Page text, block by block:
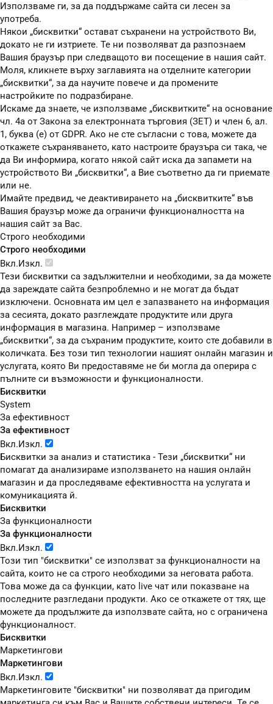
Използваме ги, за да поддържаме сайта си лесен за
употреба.
Някои „бисквитки“ остават съхранени на устройството Ви,
докато не ги изтриете. Те ни позволяват да разпознаем
Вашия браузър при следващото ви посещение в нашия сайт.
Моля, кликнете върху заглавията на отделните категории
„бисквитки“, за да научите повече и да промените
настройките по подразбиране.
Искаме да знаете, че използваме „бисквитките“ на основание
чл. 4а от Закона за електронната търговия (ЗЕТ) и член 6, ал.
1, буква (е) от GDPR. Ако не сте съгласни с това, можете да
откажете съхраняването, като настроите браузъра си така, че
да Ви информира, когато някой сайт иска да запамети на
устройството Ви „бисквитки“, а Вие съответно да ги приемате
или не.
Имайте предвид, че деактивирането на „бисквитките“ във
Вашия браузър може да ограничи функционалността на
нашия сайт за Вас.
Строго необходими
Строго необходими
Вкл.Изкл.
Тези бисквитки са задължителни и необходими, за да можете
да зареждате сайта безпроблемно и не могат да бъдат
изключени. Основната им цел е запазването на информация
за сесията, докато разглеждате продуктите или друга
информация в магазина. Например – използваме
„бисквитки“, за да съхраним продуктите, които сте добавили в
количката. Без този тип технологии нашият онлайн магазин и
услугата, която Ви предоставяме не би могла да оперира с
пълните си възможности и функционалности.
Бисквитки
System
За ефективност
За ефективност
Вкл.Изкл.
Бисквитки за анализ и статистика - Тези „бисквитки“ ни
помагат да анализираме използването на нашия онлайн
магазин и да проследяваме ефективността на услугата и
комуникацията й.
Бисквитки
За функционалности
За функционалности
Вкл.Изкл.
Този тип "бисквитки" се използват за функционалности на
сайта, които не са строго необходими за неговата работа.
Това може да са функции, като live чат или показване на
последните разгледани продукти. Ако се откажете от тях, ще
можете да продължите да използвате сайта, но с ограничена
функционалност.
Бисквитки
Маркетингови
Маркетингови
Вкл.Изкл.
Маркетинговите "бисквитки" ни позволяват да пригодим